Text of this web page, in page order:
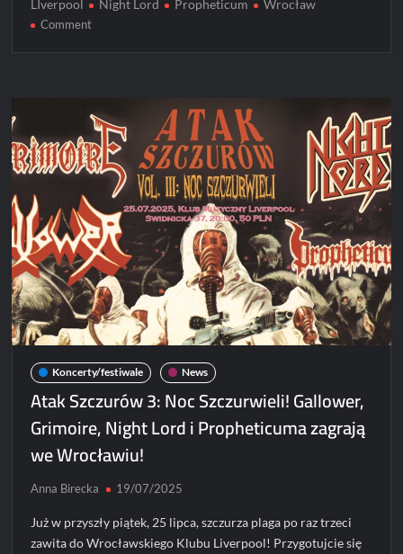
LIverpool
Night Lord Propheticum Wrocław
Commenton
Wrocławskim
Klubie
Liverpool
[ZDJĘCIA]
Koncerty/festiwale News
Atak Szczurów 3: Noc Szczurwieli! Gallower,
Grimoire, Night Lord i Propheticuma zagrają
we Wrocławiu!
Anna Birecka 19/07/2025
Już w przyszły piątek, 25 lipca, szczurza plaga po raz trzeci
zawita do Wrocławskiego Klubu Liverpool! Przygotujcie się